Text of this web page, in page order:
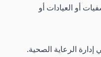
أو العيادات أو
الرعاية الصحية.